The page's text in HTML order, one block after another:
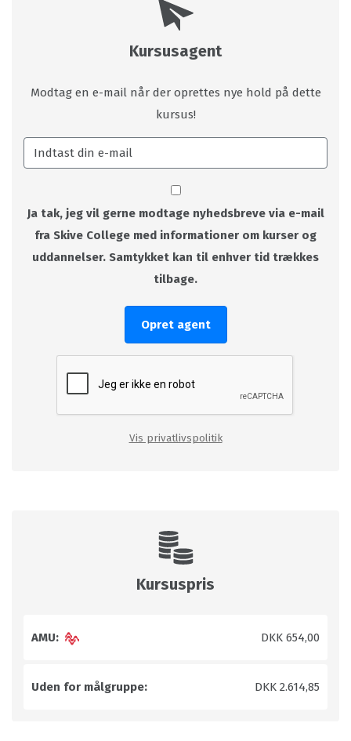
Kursusagent
Modtag en e-mail når der oprettes nye hold på dette
kursus!
Ja tak, jeg vil gerne modtage nyhedsbreve via e-mail
fra Skive College med informationer om kurser og
uddannelser. Samtykket kan til enhver tid trækkes
tilbage.
Opret agent
Vis privatlivspolitik
Kursuspris
AMU: DKK 654,00
Uden for målgruppe: DKK 2.614,85